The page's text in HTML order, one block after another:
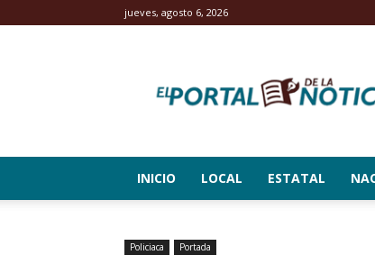
jueves, agosto 6, 2026
Portal
de
INICIO LOCAL ESTATAL
Policiaca Portada